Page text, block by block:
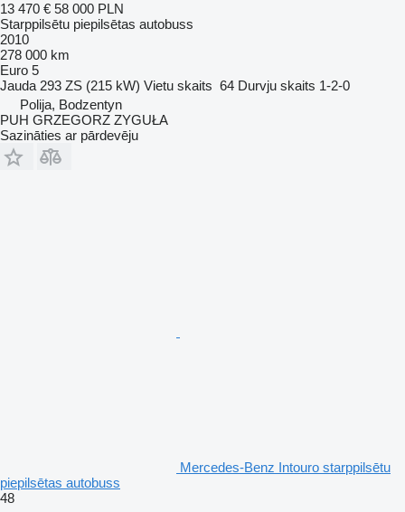
13 470 € 58 000 PLN
Starppilsētu piepilsētas autobuss
2010
278 000 km
Euro 5
Jauda 293 ZS (215 kW) Vietu skaits 64 Durvju skaits 1-2-0
Polija, Bodzentyn
PUH GRZEGORZ ZYGUŁA
Sazināties ar pārdevēju
Mercedes-Benz Intouro starppilsētu
piepilsētas autobuss
48